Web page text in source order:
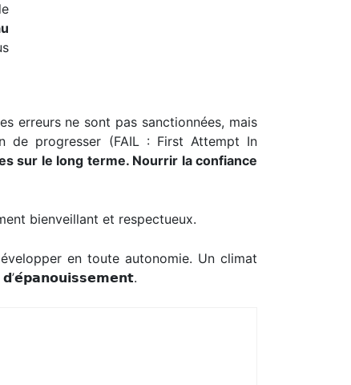
erreurs ne sont pas sanctionnées, mais
de progresser (FAIL : First Attempt In
sur le long terme. Nourrir la confiance
bienveillant et respectueux.
en toute autonomie. Un climat
𝗱’𝗲́𝗽𝗮𝗻𝗼𝘂𝗶𝘀𝘀𝗲𝗺𝗲𝗻𝘁.